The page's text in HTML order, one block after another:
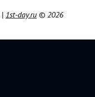
| 1st-day.ru © 2026